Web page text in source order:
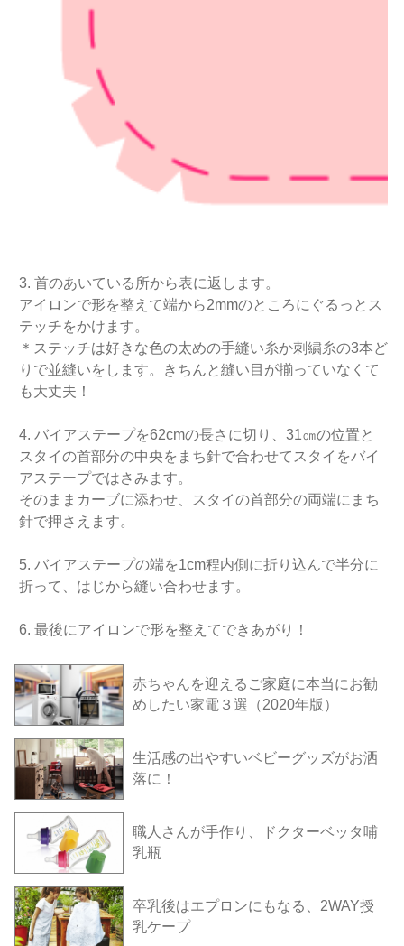
3. 首のあいている所から表に返します。
アイロンで形を整えて端から2mmのところにぐるっとス
テッチをかけます。
＊ステッチは好きな色の太めの手縫い糸か刺繍糸の3本ど
りで並縫いをします。きちんと縫い目が揃っていなくて
も大丈夫！
4. バイアステープを62cmの長さに切り、31㎝の位置と
スタイの首部分の中央をまち針で合わせてスタイをバイ
アステープではさみます。
そのままカーブに添わせ、スタイの首部分の両端にまち
針で押さえます。
5. バイアステープの端を1cm程内側に折り込んで半分に
折って、はじから縫い合わせます。
6. 最後にアイロンで形を整えてできあがり！
赤ちゃんを迎えるご家庭に本当にお勧
めしたい家電３選（2020年版）
生活感の出やすいベビーグッズがお洒
落に！
職人さんが手作り、ドクターベッタ哺
乳瓶
卒乳後はエプロンにもなる、2WAY授
乳ケープ